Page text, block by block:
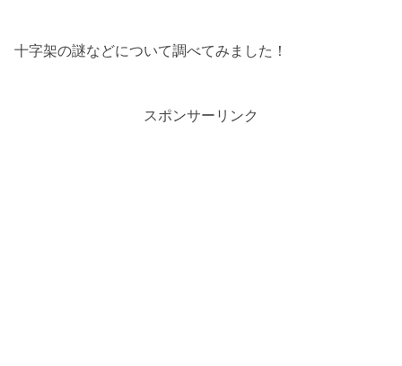
十字架の謎などについて調べてみました！
スポンサーリンク